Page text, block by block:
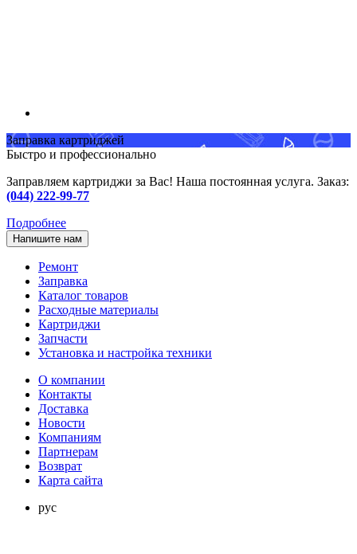
Заправка картриджей
Быстро и профессионально
Заправляем картриджи за Вас! Наша постоянная услуга. Заказ:
(044) 222-99-77
Подробнее
Напишите нам
Ремонт
Заправка
Каталог товаров
Расходные материалы
Картриджи
Запчасти
Установка и настройка техники
О компании
Контакты
Доставка
Новости
Компаниям
Партнерам
Возврат
Карта сайта
рус